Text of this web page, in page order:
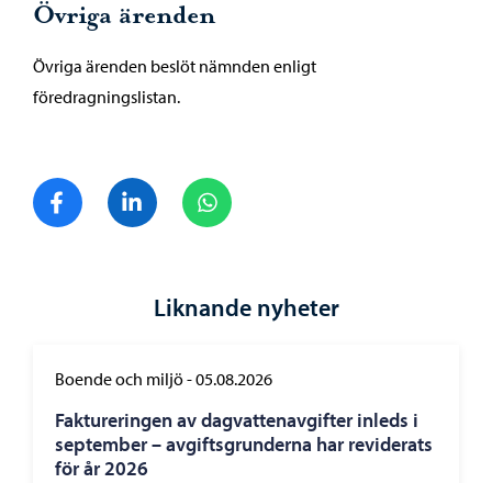
Övriga ärenden
Övriga ärenden beslöt nämnden enligt
föredragningslistan.
Dela på FacebookDela på LinkedIn
Liknande nyheter
Boende och miljö-05.08.2026
Faktureringen av dagvattenavgifter inleds i
september – avgiftsgrunderna har reviderats
för år 2026